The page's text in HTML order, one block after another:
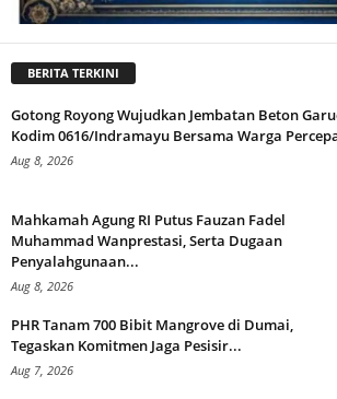
BERITA TERKINI
Gotong Royong Wujudkan Jembatan Beton
Kodim 0616/Indramayu Bersama Warga
Aug 8, 2026
Mahkamah Agung RI Putus Fauzan Fadel
Muhammad Wanprestasi, Serta Dugaan
Penyalahgunaan...
Aug 8, 2026
PHR Tanam 700 Bibit Mangrove di Dumai,
Tegaskan Komitmen Jaga Pesisir...
Aug 7, 2026